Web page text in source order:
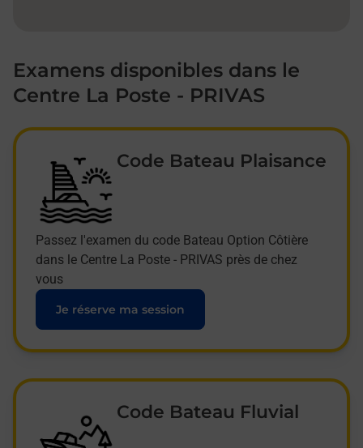
Examens disponibles dans le
Centre La Poste - PRIVAS
Code Bateau Plaisance
Passez l'examen du code Bateau Option Côtière
dans le Centre La Poste - PRIVAS près de chez
vous
Je réserve ma session
Code Bateau Fluvial